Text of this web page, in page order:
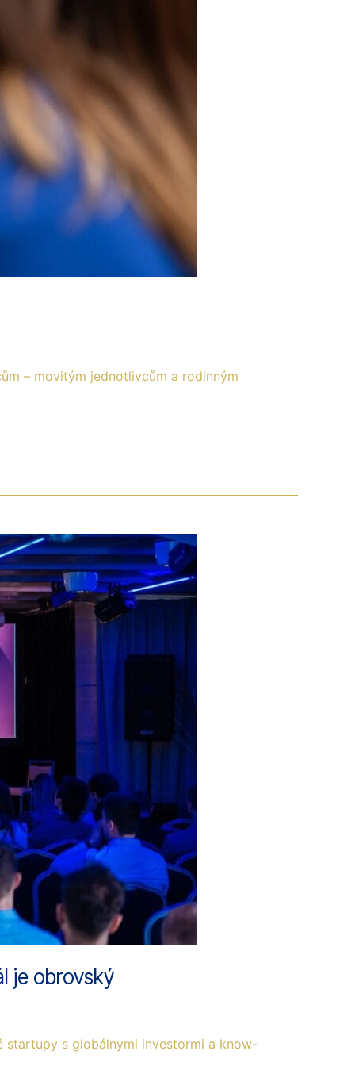
– movitým jednotlivcům a rodinným
je obrovský
startupy s globálnymi investormi a know-